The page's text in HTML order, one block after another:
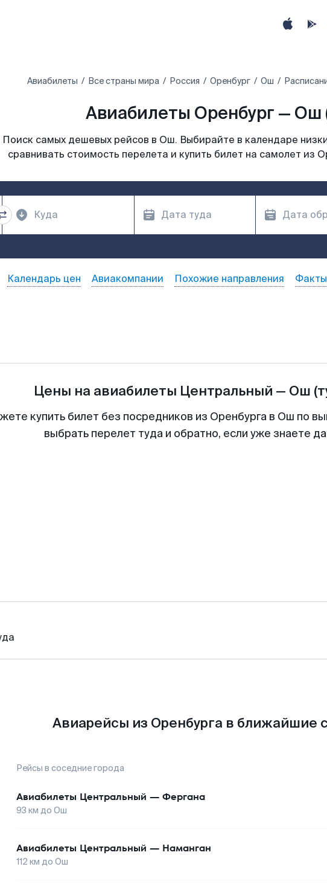
Авиабилеты Все страны мира Россия Оренбург Ош
Авиабилеты Оренбург — Ош
Поиск самых дешевых рейсов в Ош. Выбирайте в календаре
сравнивать стоимость перелета и купить билет на самолет из
Календарь цен Авиакомпании Похожие направления
Цены на авиабилеты Центральный — Ош
купить билет без посредников из Оренбурга в Ош по
выбрать перелет туда и обратно, если уже знаете
Авиарейсы из Оренбурга в ближайшие
Рейсы в соседние города
Авиабилеты Центральный — Фергана
93 км до Ош
Авиабилеты Центральный — Наманган
112 км до Ош